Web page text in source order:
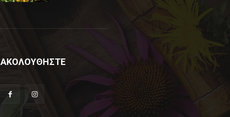
ΑΚΟΛΟΥΘΗΣΤΕ